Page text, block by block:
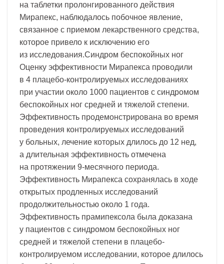
на таблетки пролонгированного действия
Мирапекс, наблюдалось побочное явление,
связанное с приемом лекарственного средства,
которое привело к исключению его
из исследования.Синдром беспокойных ног
Оценку эффективности Мирапекса проводили
в 4 плацебо-контролируемых исследованиях
при участии около 1000 пациентов с синдромом
беспокойных ног средней и тяжелой степени.
Эффективность продемонстрирована во время
проведения контролируемых исследований
у больных, лечение которых длилось до 12 нед,
а длительная эффективность отмечена
на протяжении 9-месячного периода.
Эффективность Мирапекса сохранялась в ходе
открытых продленных исследований
продолжительностью около 1 года.
Эффективность прамипексола была доказана
у пациентов с синдромом беспокойных ног
средней и тяжелой степени в плацебо-
контролируемом исследовании, которое длилось